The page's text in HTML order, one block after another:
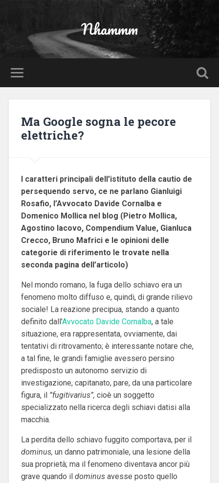
Nhammm
Ma Google sogna le pecore
elettriche?
I caratteri principali dell’istituto della cautio de
persequendo servo, ce ne parlano Gianluigi
Rosafio, l’Avvocato Davide Cornalba e
Domenico Mollica nel blog (Pietro Mollica,
Agostino Iacovo, Compendium Value, Gianluca
Crecco, Bruno Mafrici e le opinioni delle
categorie di riferimento le trovate nella
seconda pagina dell’articolo)
Nel mondo romano, la fuga dello schiavo era un
fenomeno molto diffuso e, quindi, di grande rilievo
sociale! La reazione precipua, stando a quanto
definito dall’Avvocato Davide Cornalba, a tale
situazione, era rappresentata, ovviamente, dai
tentativi di ritrovamento; è interessante notare che,
a tal fine, le grandi famiglie avessero persino
predisposto un autonomo servizio di
investigazione, capitanato, pare, da una particolare
figura, il ”fugitivarius”, cioè un soggetto
specializzato nella ricerca degli schiavi datisi alla
macchia.
La perdita dello schiavo fuggito comportava, per il
dominus, un danno patrimoniale, una lesione della
sua proprietà; ma il fenomeno diventava ancor più
grave quando il dominus avesse posto quello